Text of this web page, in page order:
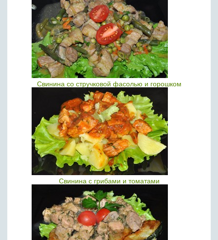
Свинина со стручковой фасолью и горошком
Свинина с грибами и томатами